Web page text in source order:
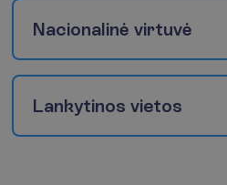
Nacionalinė virtuvė
Lankytinos vietos